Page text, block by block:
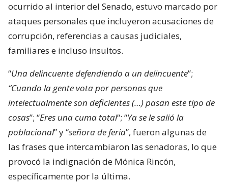
ocurrido al interior del Senado, estuvo marcado por
ataques personales que incluyeron acusaciones de
corrupción, referencias a causas judiciales,
familiares e incluso insultos.
“Una delincuente defendiendo a un delincuente”;
“Cuando la gente vota por personas que
intelectualmente son deficientes (…) pasan este tipo de
cosas”; “Eres una cuma total“; “Ya se le salió la
poblacional” y “señora de feria”, fueron algunas de
las frases que intercambiaron las senadoras, lo que
provocó la indignación de Mónica Rincón,
específicamente por la última.